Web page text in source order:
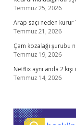
Temmuz 25, 2026
Arap saçı neden kurur
Temmuz 21, 2026
Çam kozalağı şurubu
Temmuz 19, 2026
Netflix aynı anda 2
Temmuz 14, 2026